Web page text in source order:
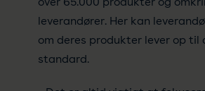
leverandører. Her kan
om deres produkter lever op til
standard.